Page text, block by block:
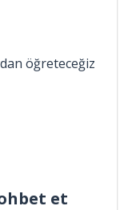
öğreteceğiz
et